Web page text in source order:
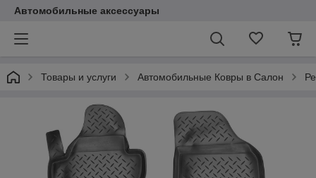
Автомобильные аксессуары
Товары и услуги Автомобильные Ковры в Салон